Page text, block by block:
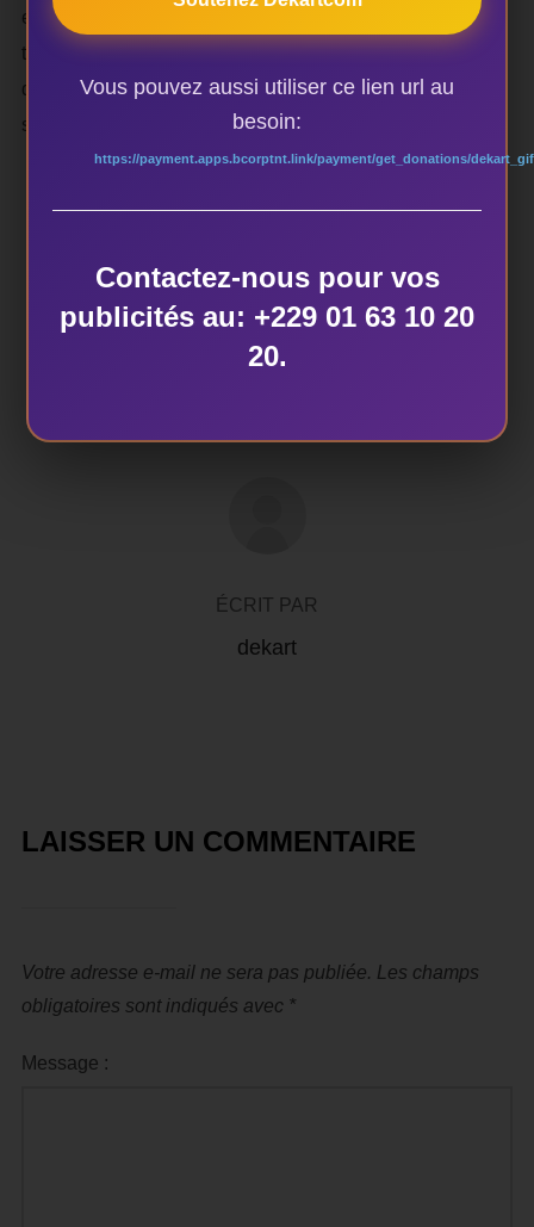
espace mondial de création, de recherche et de
transmission autour des pratiques afro-contemporaines et
des narrations postcoloniales. Un lieu où l’on vient non
seulement pour créer, mais aussi pour se transformer.
ÉTIQUETTES
festival Afropolitain Nomade
ÉCRIT PAR
dekart
LAISSER UN COMMENTAIRE
Votre adresse e-mail ne sera pas publiée. Les champs
obligatoires sont indiqués avec *
Message :
Vous pouvez aussi utiliser ce lien url au
besoin:
https://payment.apps.bcorptnt.link/payment/get_donations/
Contactez-nous pour vos
publicités au: +229 01 63 10 20
20.